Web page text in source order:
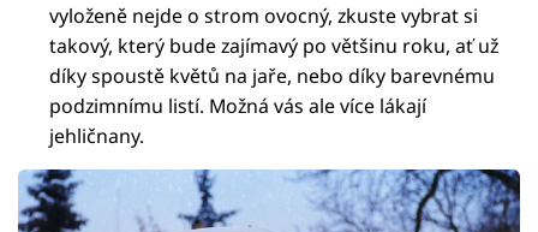
vyloženě nejde o strom ovocný, zkuste vybrat si
takový, který bude zajímavý po většinu roku, ať už
díky spoustě květů na jaře, nebo díky barevnému
podzimnímu listí. Možná vás ale více lákají
jehličnany.